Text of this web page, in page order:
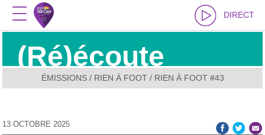
DIRECT
(Ré)écoute
ÉMISSIONS/ RIEN À FOOT/ RIEN À FOOT #43
13 OCTOBRE 2025